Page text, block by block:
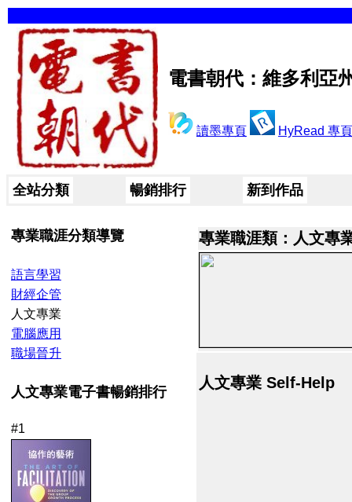
電書朝代：維多利亞
讀墨專頁 HyRead 專頁
全站分類 暢銷排行 新到作品
專業職涯分類導覽
語言學習
財經企管
人文專業
電腦應用
職場晉升
人文專業電子書暢銷排行
#1
專業職涯類：人文專
人文專業 Self-Help